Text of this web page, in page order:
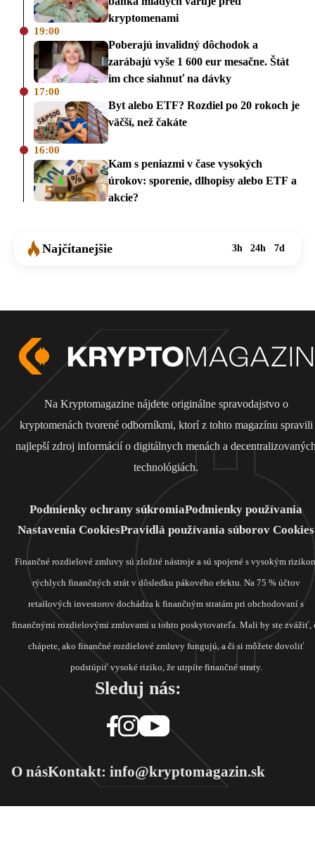
kryptomenami
19:00
Poberajú invalidný dôchodok a
zarábajú vyše 1 600 eur mesačne. Štát
im chce siahnuť na dávky
17:00
Byt alebo ETF? Rozdiel po 20 rokoch je
väčší, než čakáte
16:00
Kam s peniazmi v čase vysokých
úrokov: sporenie, dlhopisy alebo ETF a
akcie?
Najčítanejšie 3h 24h 7d
Na Kryptomagazine nájdete originálne spravodajstvo o
kryptomenách tvorené odborníkmi, ktorí z tohto magazínu spravili
najlepší zdroj informácií o digitálnych menách a
technológiách.
Podmienky ochrany súkromiaPodmienky používania
Nastavenia CookiesPravidlá používania súborov Cookies
Finančné rozdielové zmluvy sú zložité nástroje a sú spojené s vysokým
rýchlych finančných strát v dôsledku pákového efektu. Na 75 % účtov
retailových investorov dochádza k finančným stratám pri obchodovaní s
finančnými rozdielovými zmluvami u tohto poskytovateľa. Mali by ste zvážiť,
chápete, ako finančné rozdielové zmluvy fungujú, a či si môžete dovoliť
podstúpiť vysoké riziko, že utrpíte finančné straty.
Sleduj nás:
O násKontakt: info@kryptomagazin.sk